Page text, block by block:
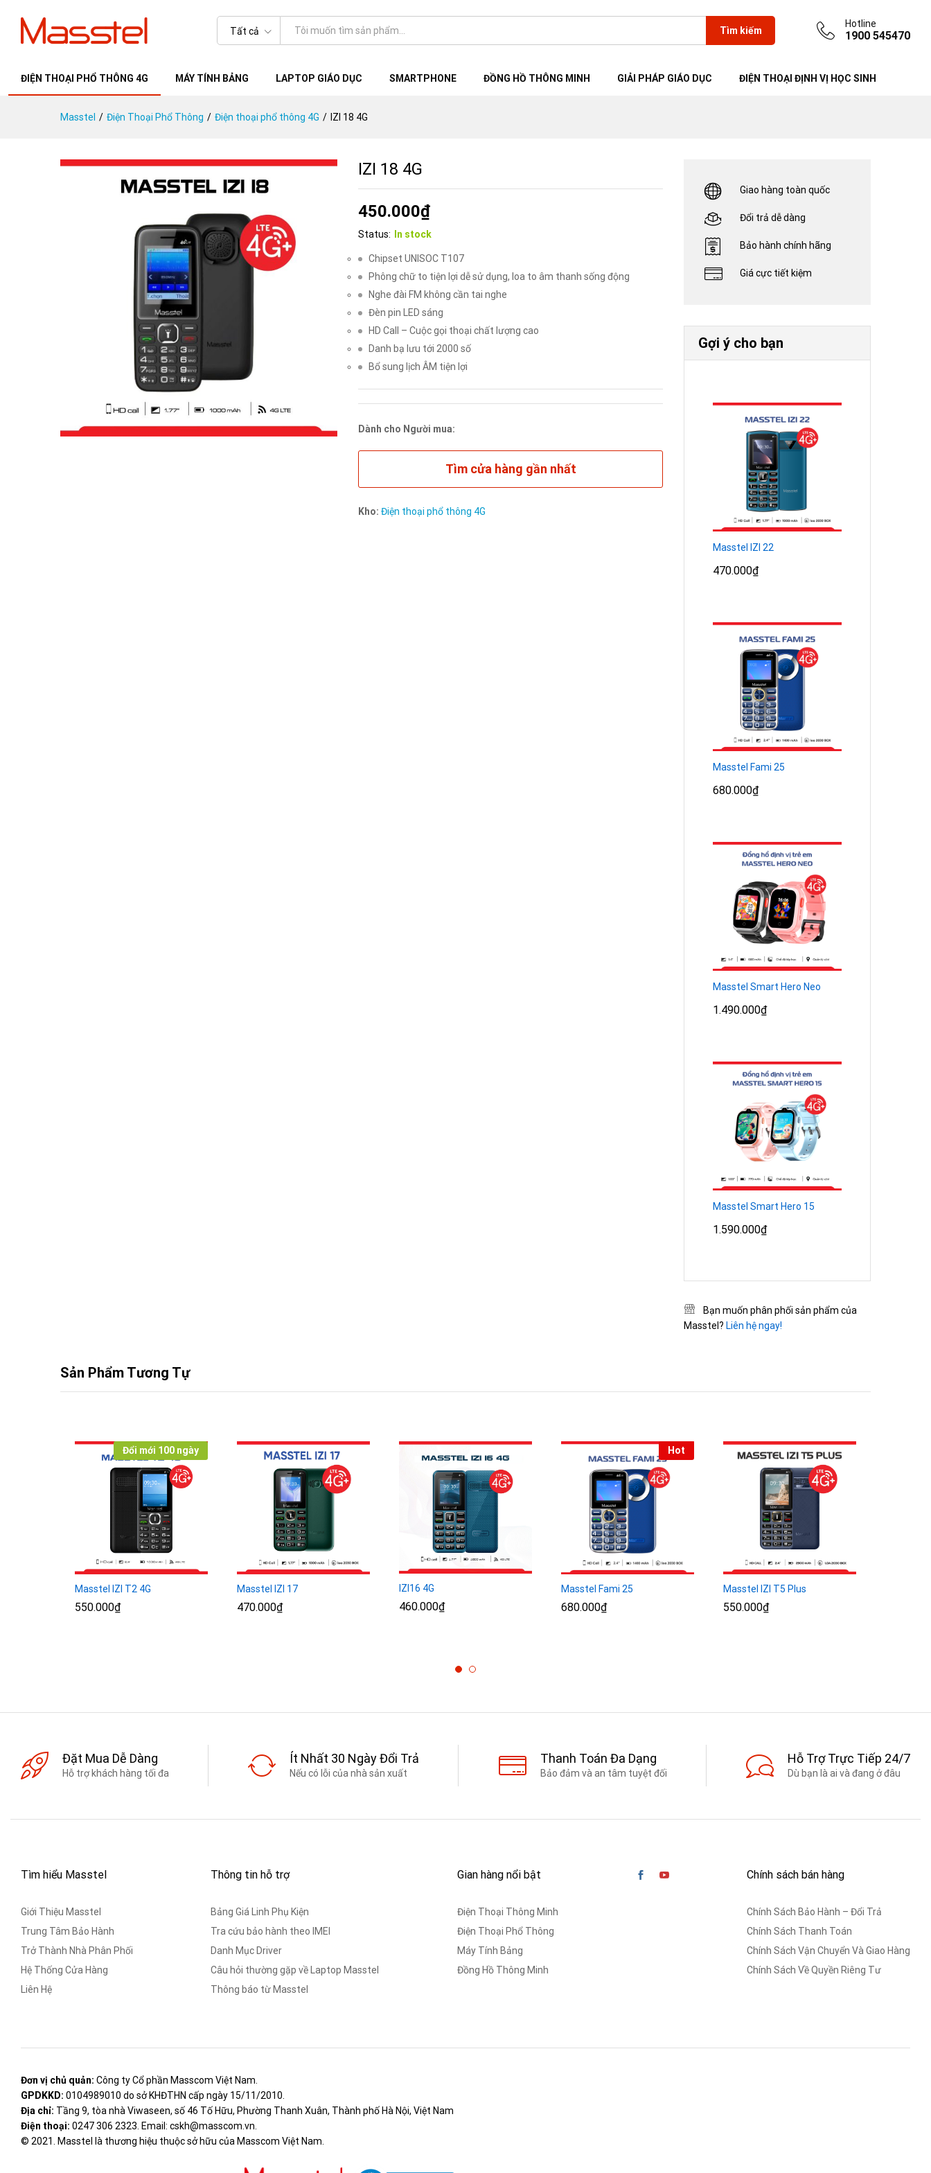
Tất cả Tìm kiếm
Hotline
1900 545470
ĐIỆN THOẠI PHỔ THÔNG 4G MÁY TÍNH BẢNG LAPTOP GIÁO DỤC SMARTPHONE ĐỒNG HỒ THÔNG MINH GIẢI PHÁP GIÁO DỤC ĐIỆN THOẠI ĐỊNH VỊ HỌC SINH
Masstel / Điện Thoại Phổ Thông / Điện thoại phổ thông 4G / IZI 18 4G
IZI 18 4G
450.000₫
Status: In stock
Chipset UNISOC T107
Phông chữ to tiện lợi dễ sử dụng, loa to âm thanh sống động
Nghe đài FM không cần tai nghe
Đèn pin LED sáng
HD Call – Cuộc gọi thoại chất lượng cao
Danh bạ lưu tới 2000 số
Bổ sung lịch ÂM tiện lợi
Dành cho Người mua:
Tìm cửa hàng gần nhất
Kho:Điện thoại phổ thông 4G
Giao hàng toàn quốc
Đổi trả dễ dàng
Bảo hành chính hãng
Giá cực tiết kiệm
Gợi ý cho bạn
Masstel IZI 22
470.000₫
Masstel Fami 25
680.000₫
Masstel Smart Hero Neo
1.490.000₫
Masstel Smart Hero 15
1.590.000₫
Bạn muốn phân phối sản phẩm của
Masstel? Liên hệ ngay!
Sản Phẩm Tương Tự
Đổi mới 100 ngày
Masstel IZI T2 4G
550.000₫
550.000₫
Masstel IZI 17
470.000₫
470.000₫
IZI16 4G
460.000₫
460.000₫
Hot
Masstel Fami 25
680.000₫
680.000₫
Masstel IZI T5 Plus
550.000₫
550.000₫
Đặt Mua Dễ Dàng
Hỗ trợ khách hàng tối đa
Ít Nhất 30 Ngày Đổi Trả
Nếu có lỗi của nhà sản xuất
Thanh Toán Đa Dạng
Bảo đảm và an tâm tuyệt đối
Hỗ Trợ Trực Tiếp 24/7
Dù bạn là ai và đang ở đâu
Tìm hiểu Masstel
Giới Thiệu Masstel
Trung Tâm Bảo Hành
Trở Thành Nhà Phân Phối
Hệ Thống Cửa Hàng
Liên Hệ
Thông tin hỗ trợ
Bảng Giá Linh Phụ Kiện
Tra cứu bảo hành theo IMEI
Danh Mục Driver
Câu hỏi thường gặp về Laptop Masstel
Thông báo từ Masstel
Gian hàng nổi bật
Điện Thoại Thông Minh
Điện Thoại Phổ Thông
Máy Tính Bảng
Đồng Hồ Thông Minh
Chính sách bán hàng
Chính Sách Bảo Hành – Đổi Trả
Chính Sách Thanh Toán
Chính Sách Vận Chuyển Và Giao Hàng
Chính Sách Về Quyền Riêng Tư
Đơn vị chủ quản: Công ty Cổ phần Masscom Việt Nam.
GPDKKD: 0104989010 do sở KHĐTHN cấp ngày 15/11/2010.
Địa chỉ: Tầng 9, tòa nhà Viwaseen, số 46 Tố Hữu, Phường Thanh Xuân, Thành phố Hà Nội, Việt Nam
Điện thoại: 0247 306 2323. Email: cskh@masscom.vn.
© 2021. Masstel là thương hiệu thuộc sở hữu của Masscom Việt Nam.